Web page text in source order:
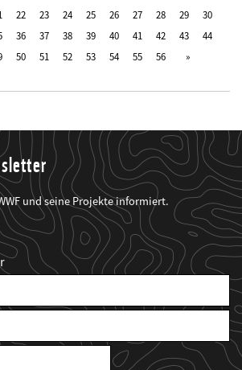
22 23 24 25 26 27 28 29
30
36 37 38 39 40 41 42 43
44
50 51 52 53 54 55 56
und seine Projekte informiert.